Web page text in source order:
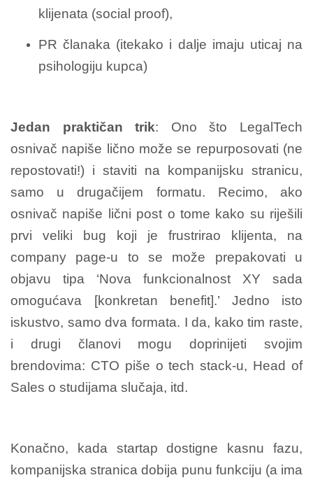
klijenata (social proof),
PR članaka (itekako i dalje imaju uticaj na
psihologiju kupca)
Jedan praktičan trik: Ono što LegalTech
osnivač napiše lično može se repurposovati (ne
repostovati!) i staviti na kompanijsku stranicu,
samo u drugačijem formatu. Recimo, ako
osnivač napiše lični post o tome kako su riješili
prvi veliki bug koji je frustrirao klijenta, na
company page-u to se može prepakovati u
objavu tipa ‘Nova funkcionalnost XY sada
omogućava [konkretan benefit].’ Jedno isto
iskustvo, samo dva formata. I da, kako tim raste,
i drugi članovi mogu doprinijeti svojim
brendovima: CTO piše o tech stack-u, Head of
Sales o studijama slučaja, itd.
Konačno, kada startap dostigne kasnu fazu,
kompanijska stranica dobija punu funkciju (a ima